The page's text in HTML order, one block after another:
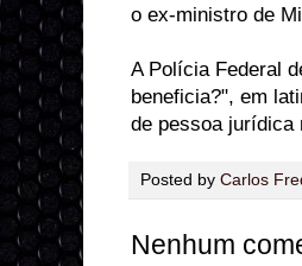
o ex-ministro de
A Polícia Federal
beneficia?", em
de pessoa jurídica
Posted by Carlos
Nenhum